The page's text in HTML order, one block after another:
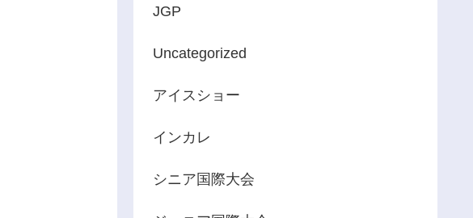
JGP
Uncategorized
アイスショー
インカレ
シニア国際大会